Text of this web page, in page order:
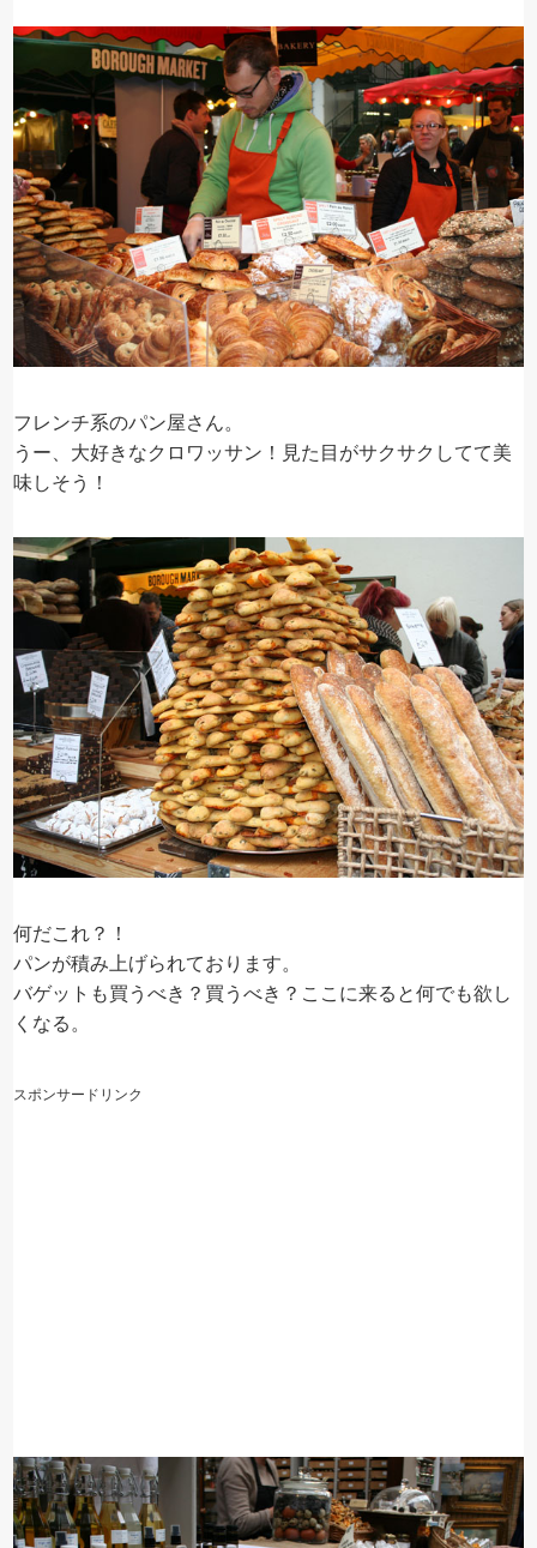
フレンチ系のパン屋さん。
うー、大好きなクロワッサン！見た目がサクサクしてて美
味しそう！
何だこれ？！
パンが積み上げられております。
バゲットも買うべき？買うべき？ここに来ると何でも欲し
くなる。
スポンサードリンク